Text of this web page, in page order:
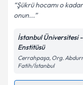
Kişisel
kapsamda
Şükrü hocamı o
onun...
İstanbul Üniversitesi
Enstitüsü
Cerrahpaşa, Org.
Fatih/İstanbul